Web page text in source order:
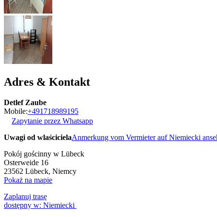
Adres & Kontakt
Detlef Zaube
Mobile:+491718989195
Zapytanie przez Whatsapp
Uwagi od wlaścicielaAnmerkung vom Vermieter auf Niemiecki
Pokój gościnny w Lübeck
Osterweide 16
23562 Lübeck, Niemcy
Pokaż na mapie
Zaplanuj trasę
dostępny w: Niemiecki